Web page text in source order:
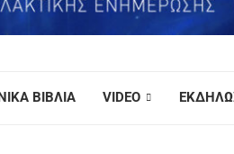
ΒΙΒΛΙΑ VIDEO